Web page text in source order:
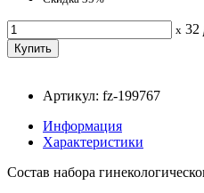
x 32
Артикул: fz-199767
Информация
Характеристики
Состав набора